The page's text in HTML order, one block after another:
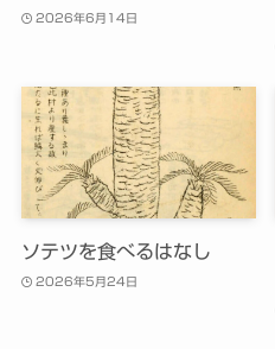
2026年6月14日
ソテツを食べるはなし
2026年5月24日